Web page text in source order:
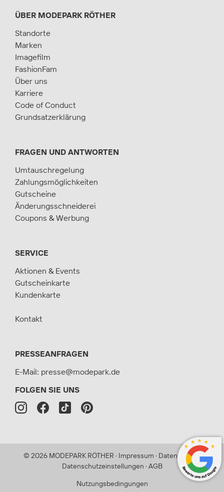
ÜBER MODEPARK RÖTHER
Standorte
Marken
Imagefilm
FashionFam
Über uns
Karriere
Code of Conduct
Grundsatzerklärung
FRAGEN UND ANTWORTEN
Umtauschregelung
Zahlungsmöglichkeiten
Gutscheine
Änderungsschneiderei
Coupons & Werbung
SERVICE
Aktionen & Events
Gutscheinkarte
Kundenkarte
Kontakt
PRESSEANFRAGEN
E-Mail: presse@modepark.de
FOLGEN SIE UNS
© 2026 MODEPARK RÖTHER · Impressum · Datenschutz ·
Datenschutzeinstellungen · AGB
Nutzungsbedingungen